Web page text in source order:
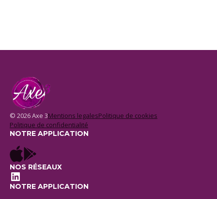
© 2026 Axe 3Mentions legalesPolitique de cookies
Politique de confidentialité
NOTRE APPLICATION
NOS RÉSEAUX
LinkedIn
NOTRE APPLICATION